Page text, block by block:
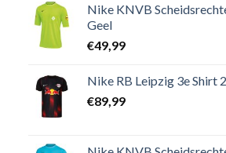
Nike KNVB
Geel
€49,99
Nike RB Leipzig 3e Shirt
€89,99